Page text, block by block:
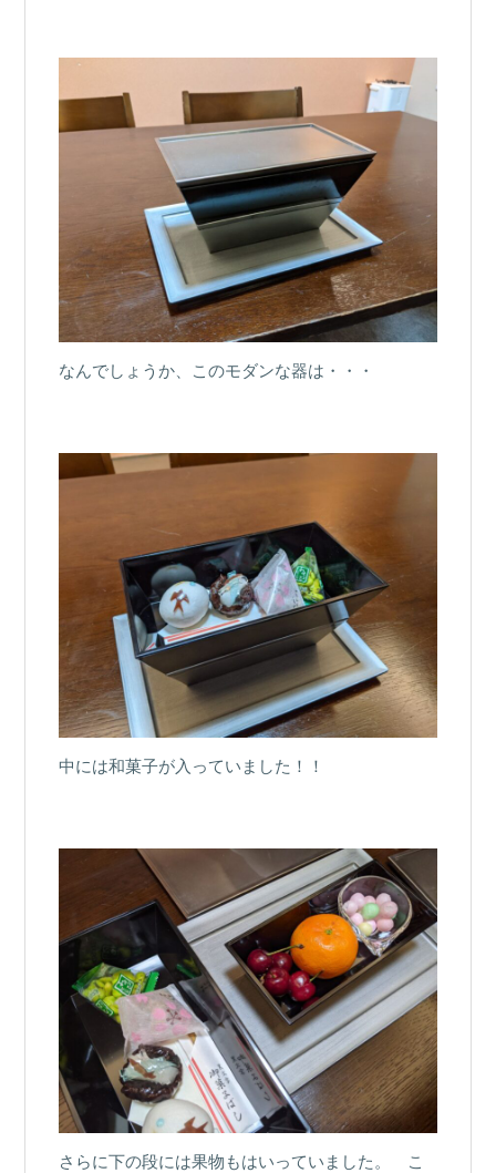
なんでしょうか、このモダンな器は・・・
中には和菓子が入っていました！！
さらに下の段には果物もはいっていました。 こ